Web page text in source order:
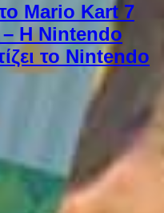
Mario Kart 7
– Η Nintendo
το Nintendo